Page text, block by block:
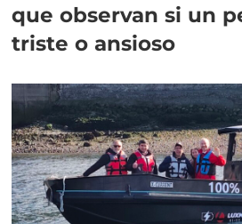
que observan si un
triste o ansioso